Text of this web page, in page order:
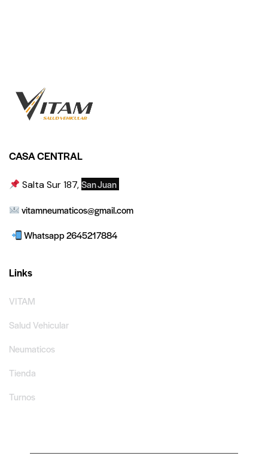
CASA CENTRAL
Salta Sur 187,San Juan
vitamneumaticos@gmail.com
Whatsapp 2645217884
Links
VITAM
Salud Vehicular
Neumaticos
Tienda
Turnos